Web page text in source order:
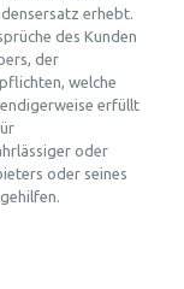
erhebt.
des Kunden
der
welche
erfüllt
oder
oder seines